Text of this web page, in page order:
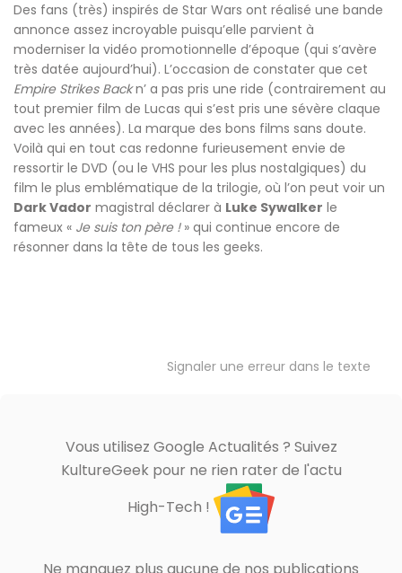
Des fans (très) inspirés de Star Wars ont réalisé une bande
annonce assez incroyable puisqu’elle parvient à
moderniser la vidéo promotionnelle d’époque (qui s’avère
très datée aujourd’hui). L’occasion de constater que cet
Empire Strikes Backn’ a pas pris une ride (contrairement au
tout premier film de Lucas qui s’est pris une sévère claque
avec les années). La marque des bons films sans doute.
Voilà qui en tout cas redonne furieusement envie de
ressortir le DVD (ou le VHS pour les plus nostalgiques) du
film le plus emblématique de la trilogie, où l’on peut voir un
Dark Vador magistral déclarer à Luke Sywalker le
fameux « Je suis ton père !» qui continue encore de
résonner dans la tête de tous les geeks.
Signaler une erreur dans le texte
Vous utilisez Google Actualités ? Suivez
KultureGeek pour ne rien rater de l'actu
High-Tech !